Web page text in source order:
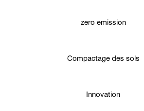
zero emission
Compactage des sols
Innovation